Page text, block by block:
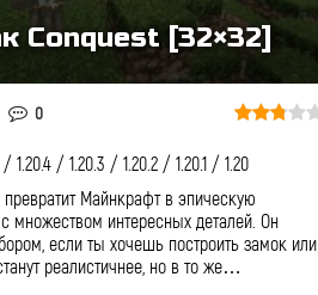
Conquest [32×32]
0
/ 1.20.4 / 1.20.3 / 1.20.2 / 1.20.1 / 1.20
превратит Майнкрафт в эпическую
множеством интересных деталей. Он
если ты хочешь построить замок или
реалистичнее, но в то же…